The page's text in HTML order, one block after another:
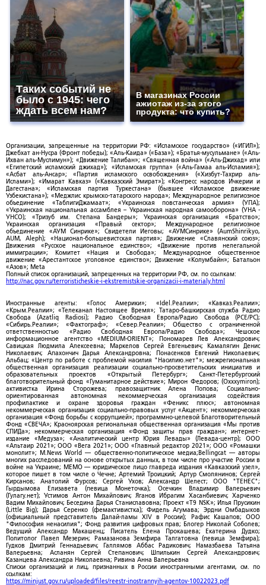
Таких событий не
было с 1945: чего
ждать всем нам?
В магазинах России
ажиотаж из-за этого
продукта: что купить?
Организации, запрещенные на территории РФ: «Исламское государство» («ИГИЛ»);
Джебхат ан-Нусра (Фронт победы); «Аль-Каида» («База»); «Братья-мусульмане» («Аль-
Ихван аль-Муслимун»); «Движение Талибан»; «Священная война» («Аль-Джихад» или
«Египетский исламский джихад»); «Исламская группа» («Аль-Гамаа аль-Исламия»);
«Асбат аль-Ансар»; «Партия исламского освобождения» («Хизбут-Тахрир аль-
Ислами»); «Имарат Кавказ» («Кавказский Эмират»); «Конгресс народов Ичкерии и
Дагестана»; «Исламская партия Туркестана» (бывшее «Исламское движение
Узбекистана»); «Меджлис крымско-татарского народа»; Международное религиозное
объединение «ТаблигиДжамаат»; «Украинская повстанческая армия» (УПА);
«Украинская национальная ассамблея – Украинская народная самооборона» (УНА -
УНСО); «Тризуб им. Степана Бандеры»; Украинская организация «Братство»;
Украинская организация «Правый сектор»; Международное религиозное
объединение «АУМ Синрике»; Свидетели Иеговы; «АУМСинрике» (AumShinrikyo,
AUM, Aleph); «Национал-большевистская партия»; Движение «Славянский союз»;
Движения «Русское национальное единство»; «Движение против нелегальной
иммиграции»; Комитет «Нация и Свобода»; Международное общественное
движение «Арестантское уголовное единство»; Движение «Колумбайн»; Батальон
«Азов»; Meta
Полный список организаций, запрещенных на территории РФ, см. по ссылкам:
http://nac.gov.ru/terroristicheskie-i-ekstremistskie-organizacii-i-materialy.html
Иностранные агенты: «Голос Америки»; «Idel.Реалии»; «Кавказ.Реалии»;
«Крым.Реалии»; «Телеканал Настоящее Время»; Татаро-башкирская служба Радио
Свобода (Azatliq Radiosi); Радио Свободная Европа/Радио Свобода (PCE/PC);
«Сибирь.Реалии»; «Фактограф»; «Север.Реалии»; Общество с ограниченной
ответственностью «Радио Свободная Европа/Радио Свобода»; Чешское
информационное агентство «MEDIUM-ORIENT»; Пономарев Лев Александрович;
Савицкая Людмила Алексеевна; Маркелов Сергей Евгеньевич; Камалягин Денис
Николаевич; Апахончич Дарья Александровна; Понасенков Евгений Николаевич;
Альбац; «Центр по работе с проблемой насилия "Насилию.нет"»; межрегиональная
общественная организация реализации социально-просветительских инициатив и
образовательных проектов «Открытый Петербург»; Санкт-Петербургский
благотворительный фонд «Гуманитарное действие»; Мирон Федоров; (Oxxxymiron);
активистка Ирина Сторожева; правозащитник Алена Попова; Социально-
ориентированная автономная некоммерческая организация содействия
профилактике и охране здоровья граждан «Феникс плюс»; автономная
некоммерческая организация социально-правовых услуг «Акцент»; некоммерческая
организация «Фонд борьбы с коррупцией»; программно-целевой Благотворительный
Фонд «СВЕЧА»; Красноярская региональная общественная организация «Мы против
СПИДа»; некоммерческая организация «Фонд защиты прав граждан»; интернет-
издание «Медуза»; «Аналитический центр Юрия Левады» (Левада-центр); ООО
«Альтаир 2021»; ООО «Вега 2021»; ООО «Главный редактор 2021»; ООО «Ромашки
монолит»; M.News World — общественно-политическое медиа;Bellingcat — авторы
многих расследований на основе открытых данных, в том числе про участие России в
войне на Украине; МЕМО — юридическое лицо главреда издания «Кавказский узел»,
которое пишет в том числе о Чечне; Артемий Троицкий; Артур Смолянинов; Сергей
Кирсанов; Анатолий Фурсов; Сергей Ухов; Александр Шелест; ООО "ТЕНЕС";
Гырдымова Елизавета (певица Монеточка); Осечкин Владимир Валерьевич
(Гулагу.нет); Устимов Антон Михайлович; Яганов Ибрагим Хасанбиевич; Харченко
Вадим Михайлович; Беседина Дарья Станиславовна; Проект «T9 NSK»; Илья Прусикин
(Little Big); Дарья Серенко (фемактивистка); Фидель Агумава; Эрдни Омбадыков
(официальный представитель Далай-ламы XIV в России); Рафис Кашапов; ООО
"Философия ненасилия"; Фонд развития цифровых прав; Блогер Николай Соболев;
Ведущий Александр Макашенц; Писатель Елена Прокашева; Екатерина Дудко;
Политолог Павел Мезерин; Рамазанова Земфира Талгатовна (певица Земфира);
Гудков Дмитрий Геннадьевич; Галлямов Аббас Радикович; Намазбаева Татьяна
Валерьевна; Асланян Сергей Степанович; Шпилькин Сергей Александрович;
Казанцева Александра Николаевна; Ривина Анна Валерьевна
Списки организаций и лиц, признанных в России иностранными агентами, см. по
ссылкам:
https://minjust.gov.ru/uploaded/files/reestr-inostrannyih-agentov-10022023.pdf